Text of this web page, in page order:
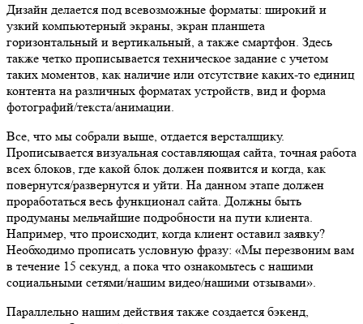
Дизайн делается под всевозможные форматы: широкий и
узкий компьютерный экраны, экран планшета
горизонтальный и вертикальный, а также смартфон. Здесь
также четко прописывается техническое задание с учетом
таких моментов, как наличие или отсутствие каких-то единиц
контента на различных форматах устройств, вид и форма
фотографий/текста/анимации.
Все, что мы собрали выше, отдается версталщику.
Прописывается визуальная составляющая сайта, точная работа
всех блоков, где какой блок должен появится и когда, как
повернутся/развернутся и уйти. На данном этапе должен
проработаться весь функционал сайта. Должны быть
продуманы мельчайшие подробности на пути клиента.
Например, что происходит, когда клиент оставил заявку?
Необходимо прописать условную фразу: «Мы перезвоним вам
в течение 15 секунд, а пока что ознакомьтесь с нашими
социальными сетями/нашим видео/нашими отзывами».
Параллельно нашим действия также создается бэкенд,